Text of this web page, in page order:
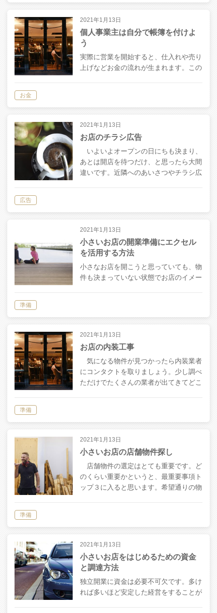
けば問題ありませんので、そこまで神経
質に…
2021年1月13日
個人事業主は自分で帳簿を付けよ
う
実際に営業を開始すると、仕入れや売り
上げなどお金の流れが生まれます。この
ってはとにかくわかりずらいです。普段
聞き…
お金
2021年1月13日
お店のチラシ広告
いよいよオープンの日にちも決まり、
あとは開店を待つだけ、と思ったら大間
違いです。近隣へのあいさつやチラシ広
くと…
広告
2021年1月13日
小さいお店の開業準備にエクセル
を活用する方法
小さなお店を開こうと思っていても、物
件も決まっていない状態でお店のイメー
方法。 エクセルで店舗イメージを具体
化す…
準備
2021年1月13日
お店の内装工事
気になる物件が見つかったら内装業者
にコンタクトを取りましょう。少し調べ
ただけでたくさんの業者が出てきてどこ
準備
2021年1月13日
小さいお店の店舗物件探し
店舗物件の選定はとても重要です。ど
のくらい重要かというと、最重要事項ト
ップ３に入ると思います。希望通りの物
だ、…
準備
2021年1月13日
小さいお店をはじめるための資金
と調達方法
独立開業に資金は必要不可欠です。多け
れば多いほど安定した経営をすることが